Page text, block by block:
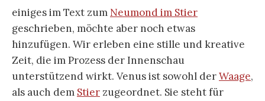
einiges im Text zum Neumond im Stier
geschrieben, möchte aber noch etwas
hinzufügen. Wir erleben eine stille und kreative
Zeit, die im Prozess der Innenschau
unterstützend wirkt. Venus ist sowohl derWaage,
als auch dem Stier zugeordnet. Sie steht für